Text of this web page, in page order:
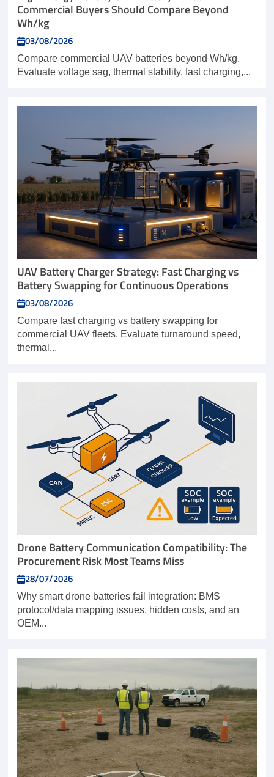
Commercial Buyers Should Compare Beyond
Wh/kg
03/08/2026
Compare commercial UAV batteries beyond Wh/kg.
Evaluate voltage sag, thermal stability, fast charging,...
UAV Battery Charger Strategy: Fast Charging vs
Battery Swapping for Continuous Operations
03/08/2026
Compare fast charging vs battery swapping for
commercial UAV fleets. Evaluate turnaround speed,
thermal...
Drone Battery Communication Compatibility: The
Procurement Risk Most Teams Miss
28/07/2026
Why smart drone batteries fail integration: BMS
protocol/data mapping issues, hidden costs, and an
OEM...